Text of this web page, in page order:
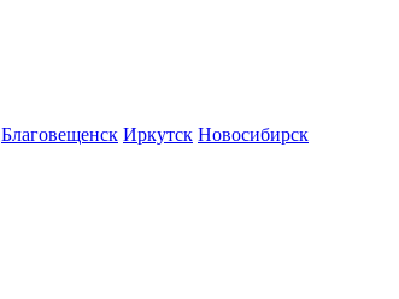
Благовещенск Иркутск Новосибирск